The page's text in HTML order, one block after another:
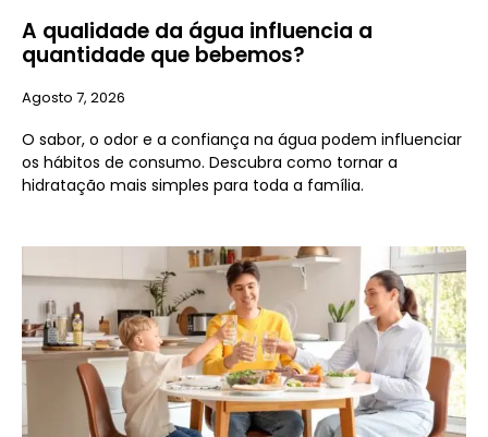
A qualidade da água influencia a
quantidade que bebemos?
Agosto 7, 2026
O sabor, o odor e a confiança na água podem influenciar
os hábitos de consumo. Descubra como tornar a
hidratação mais simples para toda a família.